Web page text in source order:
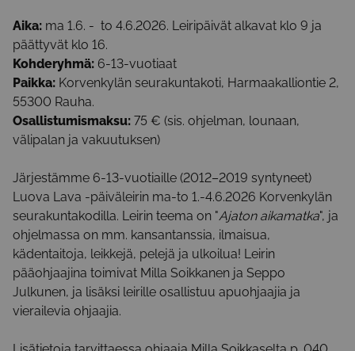
Aika: ma 1.6. - to 4.6.2026. Leiripäivät alkavat klo 9 ja
päättyvät klo 16.
Kohderyhmä: 6-13-vuotiaat
Paikka: Korvenkylän seurakuntakoti, Harmaakalliontie 2,
55300 Rauha.
Osallistumismaksu: 75 € (sis. ohjelman, lounaan,
välipalan ja vakuutuksen)
Järjestämme 6-13-vuotiaille (2012–2019 syntyneet)
Luova Lava -päiväleirin ma-to 1.-4.6.2026 Korvenkylän
seurakuntakodilla. Leirin teema on "Ajaton aikamatka", ja
ohjelmassa on mm. kansantanssia, ilmaisua,
kädentaitoja, leikkejä, pelejä ja ulkoilua! Leirin
pääohjaajina toimivat Milla Soikkanen ja Seppo
Julkunen, ja lisäksi leirille osallistuu apuohjaajia ja
vierailevia ohjaajia.